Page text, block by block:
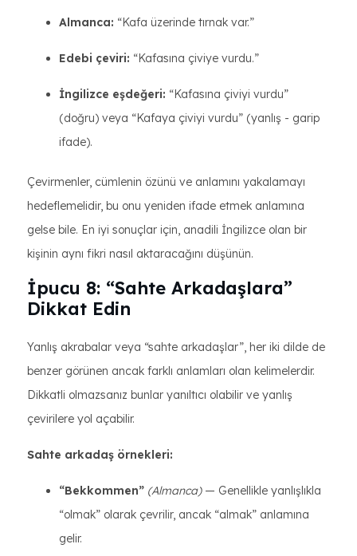
Almanca: “Kafa üzerinde tırnak var.”
Edebi çeviri: “Kafasına çiviye vurdu.”
İngilizce eşdeğeri: “Kafasına çiviyi vurdu”
(doğru) veya “Kafaya çiviyi vurdu” (yanlış - garip
ifade).
Çevirmenler, cümlenin özünü ve anlamını yakalamayı
hedeflemelidir, bu onu yeniden ifade etmek anlamına
gelse bile. En iyi sonuçlar için, anadili İngilizce olan bir
kişinin aynı fikri nasıl aktaracağını düşünün.
İpucu 8: “Sahte Arkadaşlara”
Dikkat Edin
Yanlış akrabalar veya “sahte arkadaşlar”, her iki dilde de
benzer görünen ancak farklı anlamları olan kelimelerdir.
Dikkatli olmazsanız bunlar yanıltıcı olabilir ve yanlış
çevirilere yol açabilir.
Sahte arkadaş örnekleri:
“Bekkommen” (Almanca)— Genellikle yanlışlıkla
“olmak” olarak çevrilir, ancak “almak” anlamına
gelir.